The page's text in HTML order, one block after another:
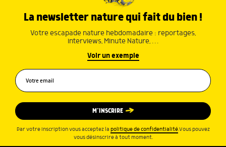
La newsletter nature qui fait du bien !
Votre escapade nature hebdomadaire : reportages,
interviews, Minute Nature, …
Voir un exemple
M’INSCRIRE
Par votre inscription vous acceptez la politique de confidentialité.Vous pouvez
vous désinscrire à tout moment.